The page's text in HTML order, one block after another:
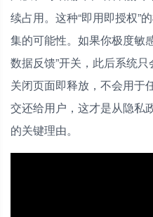
续占用。这种“即用即授权”
集的可能性。如果你极度敏
数据反馈”开关，此后系统
关闭页面即释放，不会用于
交还给用户，这才是从隐私
的关键理由。